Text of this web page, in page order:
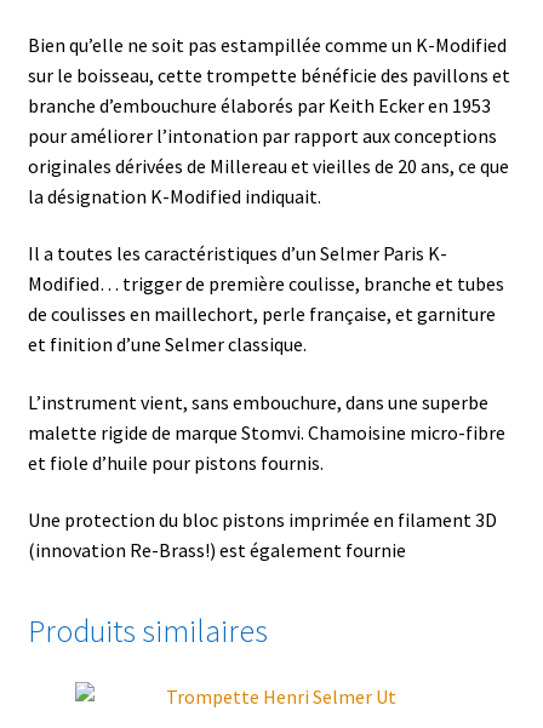
Bien qu’elle ne soit pas estampillée comme un K-Modified
sur le boisseau, cette trompette bénéficie des pavillons et
branche d’embouchure élaborés par Keith Ecker en 1953
pour améliorer l’intonation par rapport aux conceptions
originales dérivées de Millereau et vieilles de 20 ans, ce que
la désignation K-Modified indiquait.
Il a toutes les caractéristiques d’un Selmer Paris K-
Modified… trigger de première coulisse, branche et tubes
de coulisses en maillechort, perle française, et garniture
et finition d’une Selmer classique.
L’instrument vient, sans embouchure, dans une superbe
malette rigide de marque Stomvi. Chamoisine micro-fibre
et fiole d’huile pour pistons fournis.
Une protection du bloc pistons imprimée en filament 3D
(innovation Re-Brass!) est également fournie
Produits similaires